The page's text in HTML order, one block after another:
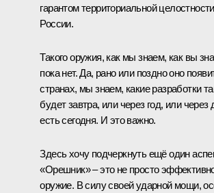
гарантом территориальной
России.
Такого оружия, как мы знаем, как вы
пока нет. Да, рано или поздно оно
странах, мы знаем, какие разработки
будет завтра, или через год, или
есть сегодня. И это важно.
Здесь хочу подчеркнуть ещё один
«Орешник» – это не просто
оружие. В силу своей ударной мощи,